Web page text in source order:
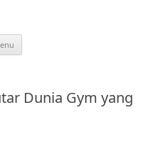
Dunia Gym yang